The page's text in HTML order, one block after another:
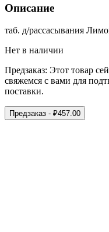
Описание
таб. д/рассасывания
Нет в наличии
Предзаказ: Этот товар
свяжемся с вами для
поставки.
Предзаказ - ₽457.00